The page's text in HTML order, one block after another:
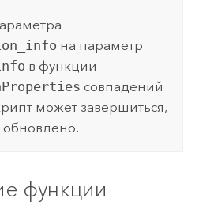
на параметр
в функции
совпадений
может завершиться,
обновлено.
функции